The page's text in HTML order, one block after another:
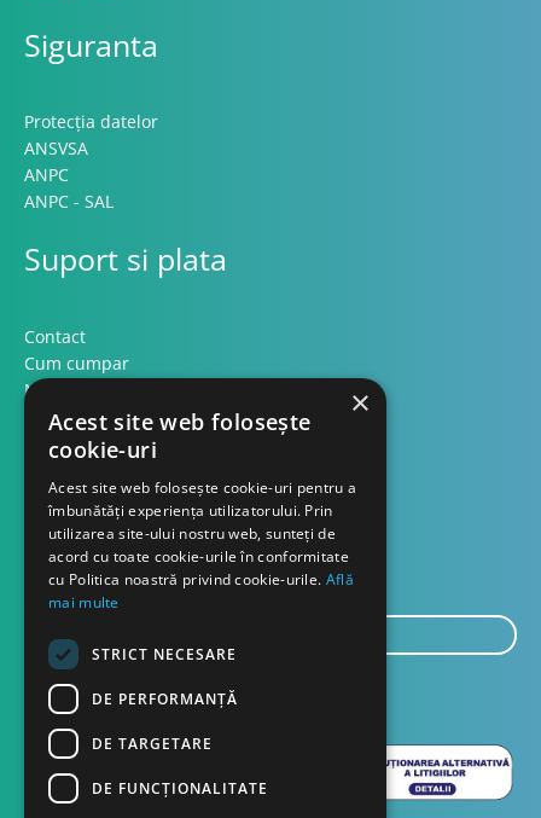
Siguranta
Protecția datelor
ANSVSA
ANPC
ANPC - SAL
Suport si plata
Contact
Cum cumpar
Modalitati plata
Formular retur
Contact
Despre noi
Blog
mail...
TRIMITE
×
Acest site web folosește
cookie-uri
Acest site web folosește cookie-uri pentru a
îmbunătăți experiența utilizatorului. Prin
utilizarea site-ului nostru web, sunteți de
acord cu toate cookie-urile în conformitate
cu Politica noastră privind cookie-urile. Află
mai multe
STRICT NECESARE
DE PERFORMANȚĂ
DE TARGETARE
DE FUNCŢIONALITATE